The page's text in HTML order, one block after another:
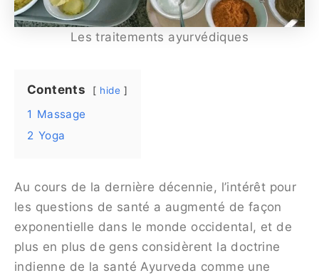
Les traitements ayurvédiques
Contents hide
1 Massage
2 Yoga
Au cours de la dernière décennie, l’intérêt pour
les questions de santé a augmenté de façon
exponentielle dans le monde occidental, et de
plus en plus de gens considèrent la doctrine
indienne de la santé Ayurveda comme une